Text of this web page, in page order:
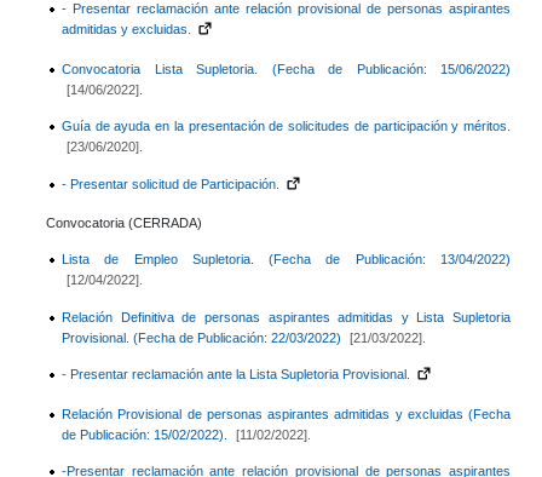
- Presentar reclamación ante relación provisional de personas aspirantes
admitidas y excluidas.
Convocatoria Lista Supletoria. (Fecha de Publicación: 15/06/2022)
[14/06/2022].
Guía de ayuda en la presentación de solicitudes de participación y méritos.
[23/06/2020].
- Presentar solicitud de Participación.
Convocatoria (CERRADA)
Lista de Empleo Supletoria. (Fecha de Publicación: 13/04/2022)
[12/04/2022].
Relación Definitiva de personas aspirantes admitidas y Lista Supletoria
Provisional. (Fecha de Publicación: 22/03/2022)
[21/03/2022].
- Presentar reclamación ante la Lista Supletoria Provisional.
Relación Provisional de personas aspirantes admitidas y excluidas (Fecha
de Publicación: 15/02/2022).
[11/02/2022].
-Presentar reclamación ante relación provisional de personas aspirantes